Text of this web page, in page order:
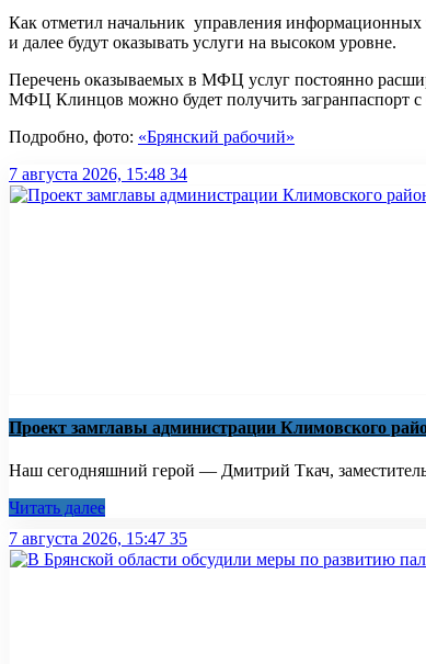
Как отметил начальник управления информационных
и далее будут оказывать услуги на высоком уровне.
Перечень оказываемых в МФЦ услуг постоянно
МФЦ Клинцов можно будет получить загранпаспорт
Подробно, фото: «Брянский рабочий»
7 августа 2026, 15:48 34
Проект замглавы администрации Климовского
Наш сегодняшний герой — Дмитрий Ткач,
Читать далее
7 августа 2026, 15:47 35